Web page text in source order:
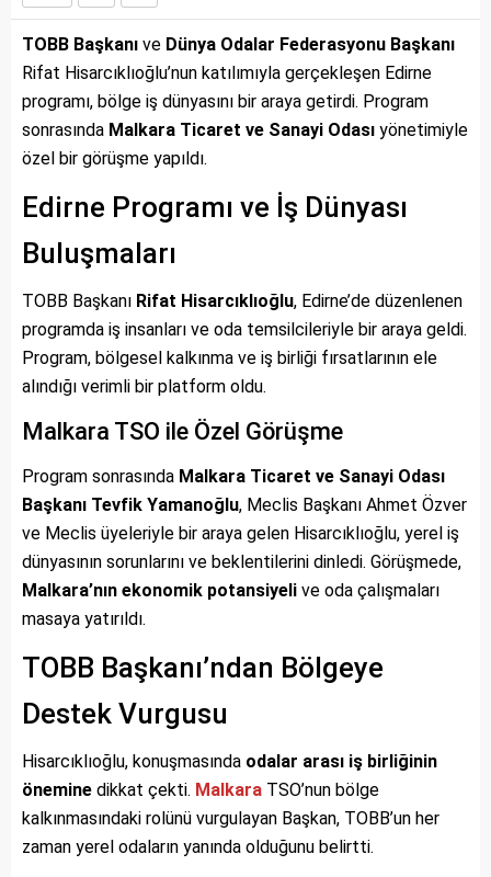
TOBB Başkanı ve Dünya Odalar Federasyonu Başkanı
Rifat Hisarcıklıoğlu’nun katılımıyla gerçekleşen Edirne
programı, bölge iş dünyasını bir araya getirdi. Program
sonrasında Malkara Ticaret ve Sanayi Odası yönetimiyle
özel bir görüşme yapıldı.
Edirne Programı ve İş Dünyası
Buluşmaları
TOBB Başkanı Rifat Hisarcıklıoğlu, Edirne’de düzenlenen
programda iş insanları ve oda temsilcileriyle bir araya geldi.
Program, bölgesel kalkınma ve iş birliği fırsatlarının ele
alındığı verimli bir platform oldu.
Malkara TSO ile Özel Görüşme
Program sonrasında Malkara Ticaret ve Sanayi Odası
Başkanı Tevfik Yamanoğlu, Meclis Başkanı Ahmet Özver
ve Meclis üyeleriyle bir araya gelen Hisarcıklıoğlu, yerel iş
dünyasının sorunlarını ve beklentilerini dinledi. Görüşmede,
Malkara’nın ekonomik potansiyeli ve oda çalışmaları
masaya yatırıldı.
TOBB Başkanı’ndan Bölgeye
Destek Vurgusu
Hisarcıklıoğlu, konuşmasında odalar arası iş birliğinin
önemine dikkat çekti. Malkara TSO’nun bölge
kalkınmasındaki rolünü vurgulayan Başkan, TOBB’un her
zaman yerel odaların yanında olduğunu belirtti.